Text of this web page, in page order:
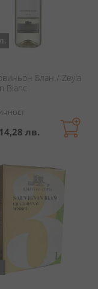
Блан / Zeyla
Blanc
14,28 лв.